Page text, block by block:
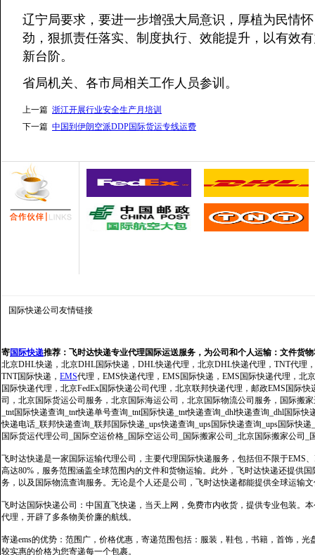
辽宁局要求，要进一步增强大局意识，厚植为民情
劲，狠抓责任落实、制度执行、效能提升，以有效
新台阶。
省局机关、各市局相关工作人员参训。
上一篇 浙江开展行业安全生产月培训
下一篇 中国到伊朗空派DDP国际货运专线运费
国际快递公司 友情链接
寄国际快递推荐： 飞时达快递专业代理国际运送服务，为公司和个人运输：文件货
北京DHL快递，北京DHL国际快递，DHL快递代理，北京DHL快递代理，TNT代理
TNT国际快递， EMS代理，EMS快递代理，EMS国际快递，EMS国际快递代理，北
国际快递代理，北京FedEx国际快递公司代理，北京联邦快递代理，邮政EMS国际
司，北京国际货运公司服务，北京国际海运公司，北京国际物流公司服务，国际搬
_tnt国际快递查询_tnt快递单号查询_tnt国际快递_tnt快递查询_dhl快递查询_dhl国际
快递电话_联邦快递查询_联邦国际快递_ups快递查询_ups国际快递查询_ups国际快
国际货运代理公司_国际空运价格_国际空运公司_国际搬家公司_北京国际搬家公司_
飞时达快递是一家国际运输代理公司，主要代理国际快递服务，包括但不限于EMS
高达80%，服务范围涵盖全球范围内的文件和货物运输。此外，飞时达快递还提供
务，以及国际物流查询服务。无论是个人还是公司，飞时达快递都能提供全球运输
飞时达国际快递公司：中国直飞快递，当天上网，免费市内收货，提供专业包装。
代理，开辟了多条物美价廉的航线。
寄递ems的优势：范围广，价格优惠，寄递范围包括：服装，鞋包，书籍，首饰，
较实惠的价格为您寄递每一个包裹。